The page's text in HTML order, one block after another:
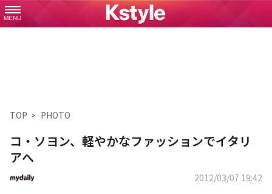
MENU
TOP PHOTO
コ・ソヨン、軽やかなファッションでイタリ
アへ
2012/03/07 19:42